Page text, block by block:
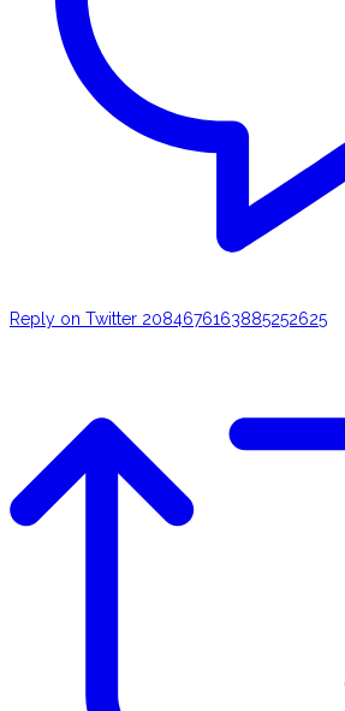
Reply on Twitter 2084676163885252625